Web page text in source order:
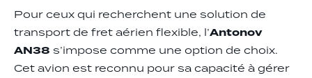
Pour ceux qui recherchent une solution de
transport de fret aérien flexible, l’Antonov
AN38 s’impose comme une option de choix.
Cet avion est reconnu pour sa capacité à gérer